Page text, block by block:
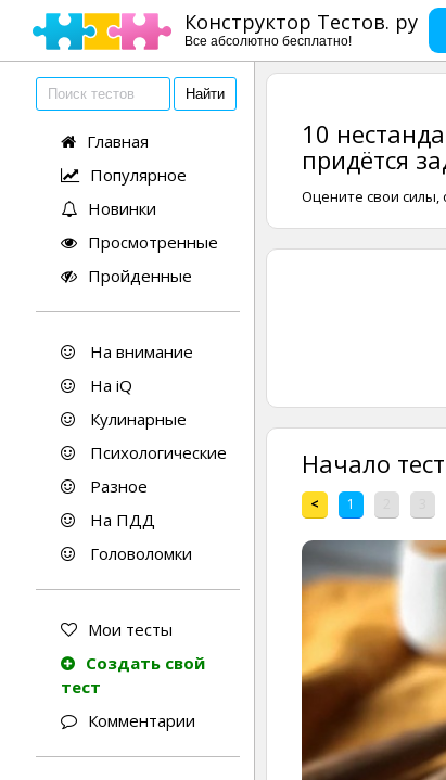
Конструктор Тестов. ру
Все абсолютно бесплатно!
Главная
Популярное
Новинки
Просмотренные
Пройденные
На внимание
На iQ
Кулинарные
Психологические
Разное
На ПДД
Головоломки
Мои тесты
Создать свой
тест
Комментарии
10
придётся
Оцените свои силы,
Начало
< 1